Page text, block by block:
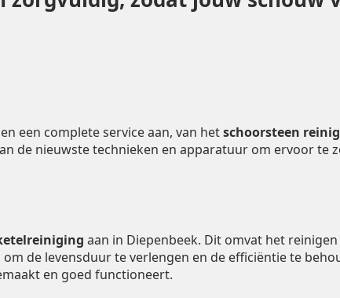
een complete service aan, van hetschoorsteen
de nieuwste technieken en apparatuur om ervoor te
aan in Diepenbeek. Dit omvat het reinigen
om de levensduur te verlengen en de efficiëntie te
en goed functioneert.